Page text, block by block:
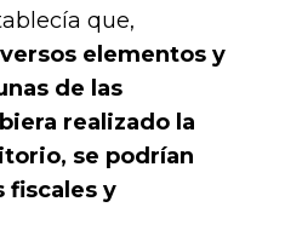
que,
elementos y
de las
realizado la
se podrían
fiscales y